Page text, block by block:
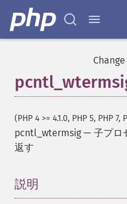
(PHP 4 >= 4.1.0, PHP 5, PHP 7,
pcntl_wtermsig — 子プロ
返す
説明